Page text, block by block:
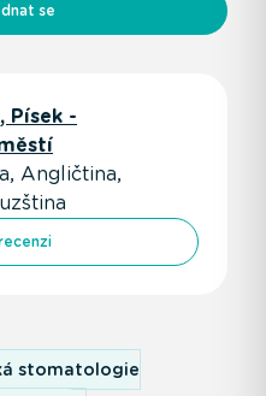
se
Písek -
Angličtina,
stomatologie